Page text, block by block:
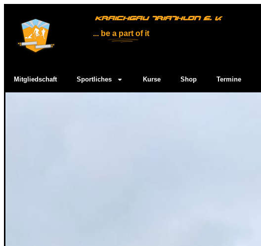
KRAICHGAU TRIATHLON E. V.
... be a part of it
Mitgliedschaft Sportliches Kurse Shop Termine